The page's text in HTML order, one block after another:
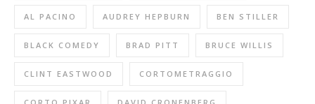
AL PACINO AUDREY HEPBURN BEN STILLER
BLACK COMEDY BRAD PITT BRUCE WILLIS
CLINT EASTWOOD CORTOMETRAGGIO